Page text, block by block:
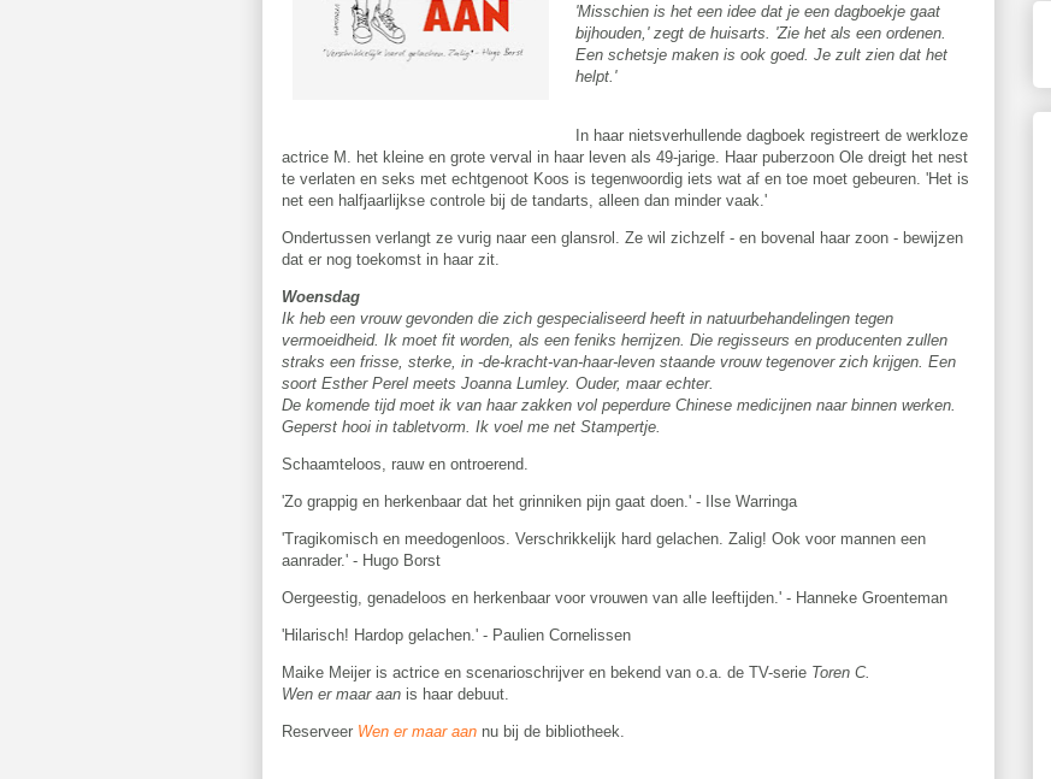
'Misschien is het een idee dat je een dagboekje gaat
bijhouden,' zegt de huisarts. 'Zie het als een ordenen.
Een schetsje maken is ook goed. Je zult zien dat het
helpt.'
In haar nietsverhullende dagboek registreert de werkloze
actrice M. het kleine en grote verval in haar leven als 49-jarige. Haar puberzoon Ole dreigt het nest
te verlaten en seks met echtgenoot Koos is tegenwoordig iets wat af en toe moet gebeuren. 'Het is
net een halfjaarlijkse controle bij de tandarts, alleen dan minder vaak.'
Ondertussen verlangt ze vurig naar een glansrol. Ze wil zichzelf - en bovenal haar zoon - bewijzen
dat er nog toekomst in haar zit.
Woensdag
Ik heb een vrouw gevonden die zich gespecialiseerd heeft in natuurbehandelingen tegen
vermoeidheid. Ik moet fit worden, als een feniks herrijzen. Die regisseurs en producenten zullen
straks een frisse, sterke, in -de-kracht-van-haar-leven staande vrouw tegenover zich krijgen. Een
soort Esther Perel meets Joanna Lumley. Ouder, maar echter.
De komende tijd moet ik van haar zakken vol peperdure Chinese medicijnen naar binnen werken.
Geperst hooi in tabletvorm. Ik voel me net Stampertje.
Schaamteloos, rauw en ontroerend.
'Zo grappig en herkenbaar dat het grinniken pijn gaat doen.' - Ilse Warringa
'Tragikomisch en meedogenloos. Verschrikkelijk hard gelachen. Zalig! Ook voor mannen een
aanrader.' - Hugo Borst
Oergeestig, genadeloos en herkenbaar voor vrouwen van alle leeftijden.' - Hanneke Groenteman
'Hilarisch! Hardop gelachen.' - Paulien Cornelissen
Maike Meijer is actrice en scenarioschrijver en bekend van o.a. de TV-serie Toren C.
Wen er maar aan is haar debuut.
Reserveer Wen er maar aan nu bij de bibliotheek.